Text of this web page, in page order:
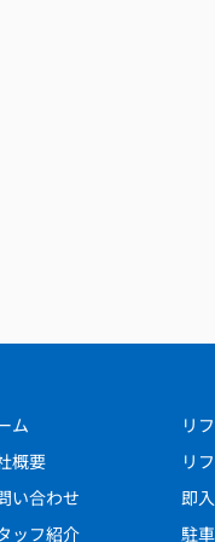
ム
概要
い合わせ
ッフ紹介
リ
リ
即
駐